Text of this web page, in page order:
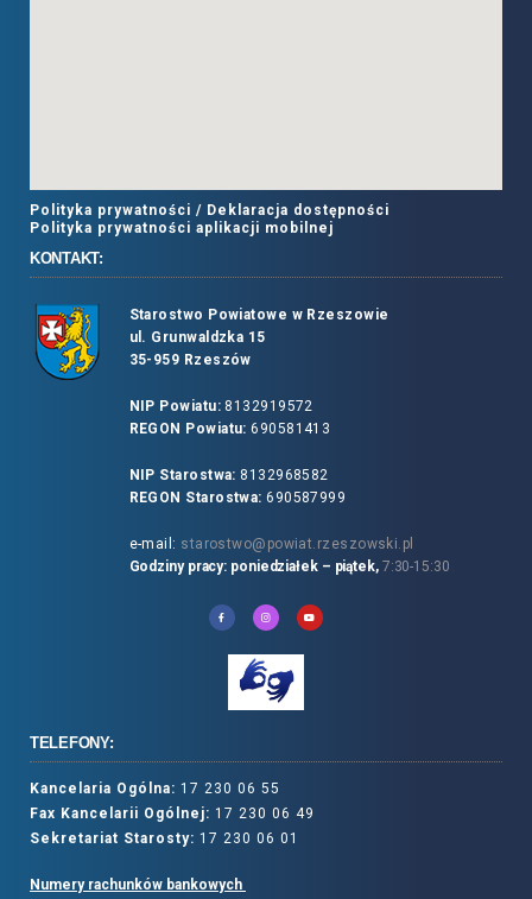
Polityka prywatności / Deklaracja dostępności
Polityka prywatności aplikacji mobilnej
KONTAKT:
Starostwo Powiatowe w Rzeszowie
ul. Grunwaldzka 15
35-959 Rzeszów
NIP Powiatu:8132919572
REGON Powiatu: 690581413
NIP Starostwa: 8132968582
REGON Starostwa: 690587999
e-mail: starostwo@powiat.rzeszowski.pl
Godziny pracy: poniedziałek – piątek, 7:30-15:30
TELEFONY:
Kancelaria Ogólna: 17 230 06 55
Fax Kancelarii Ogólnej: 17 230 06 49
Sekretariat Starosty: 17 230 06 01
Numery rachunków bankowych